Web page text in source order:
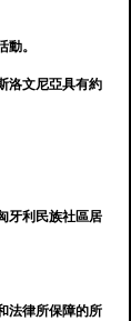
。
洛文尼亞具有約
牙利民族社區居
法律所保障的所